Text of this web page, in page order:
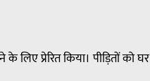
लिए प्रेरित किया। पीड़ितों को घर